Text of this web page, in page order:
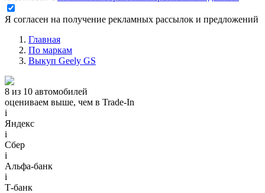
Я согласен на получение рекламных рассылок и предложений
Главная
По маркам
Выкуп Geely GS
8 из 10 автомобилей
оцениваем выше, чем в Trade‑In
i
Яндекс
i
Сбер
i
Альфа-банк
i
Т-банк